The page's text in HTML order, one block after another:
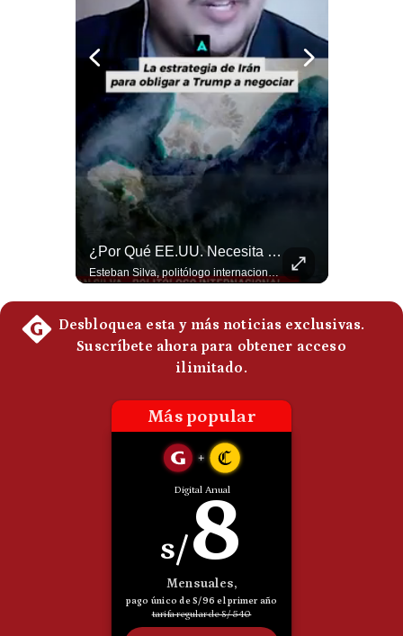
Frecuentes
¿Por Qué EE.UU. Necesita Desesperadamente Al Golfo? | Gestión Mundo